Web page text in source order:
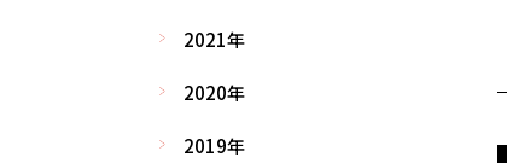
2021年
2020年
2019年